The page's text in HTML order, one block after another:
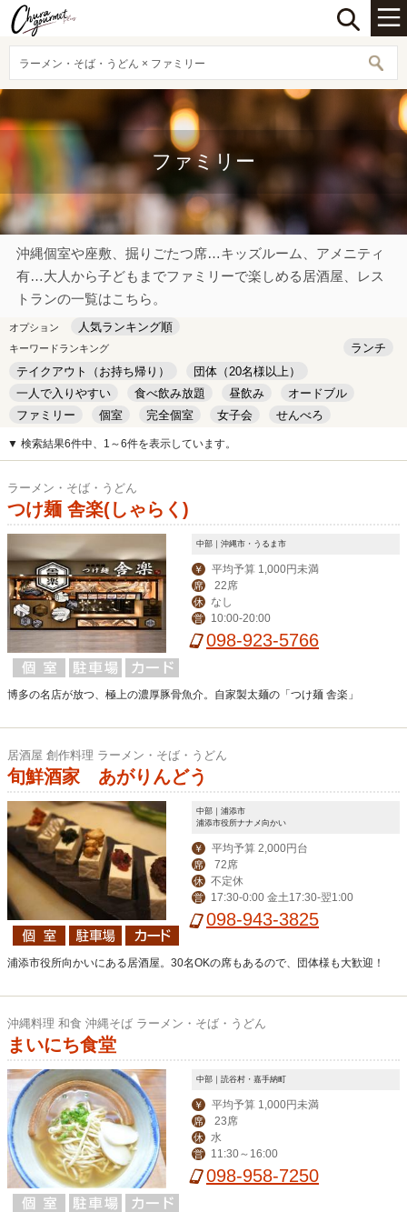
ラーメン・そば・うどん × ファミリー
ファミリー
沖縄個室や座敷、掘りごたつ席…キッズルーム、アメニティ
有…大人から子どもまでファミリーで楽しめる居酒屋、レス
トランの一覧はこちら。
オプション 人気ランキング順
キーワードランキング
ランチ
テイクアウト（お持ち帰り）
団体（20名様以上）
一人で入りやすい
食べ飲み放題 昼飲み
オードブル
ファミリー
個室 完全個室 女子会
せんべろ
キッズルーム
安い デート
▼ 検索結果6件中、1～6件を表示しています。
ラーメン・そば・うどん
つけ麺 舎楽(しゃらく)
中部｜沖縄市・うるま市
￥ 平均予算 1,000円未満
席 22席
休 なし
営 10:00-20:00
098-923-5766
博多の名店が放つ、極上の濃厚豚骨魚介。自家製太麺の「つけ麺 舎楽」
居酒屋 創作料理 ラーメン・そば・うどん
旬鮮酒家 あがりんどう
中部｜浦添市
浦添市役所ナナメ向かい
￥ 平均予算 2,000円台
席 72席
休 不定休
営 17:30-0:00 金土17:30-翌1:00
098-943-3825
浦添市役所向かいにある居酒屋。30名OKの席もあるので、団体様も大歓迎！
沖縄料理 和食 沖縄そば ラーメン・そば・うどん
まいにち食堂
中部｜読谷村・嘉手納町
￥ 平均予算 1,000円未満
席 23席
休 水
営 11:30～16:00
098-958-7250